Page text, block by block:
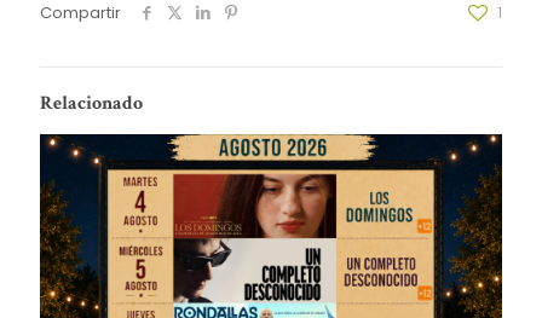
Compartir 1
Relacionado